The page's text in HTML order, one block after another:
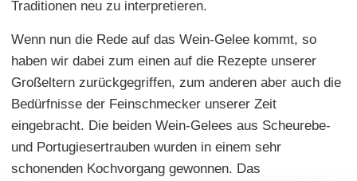
Traditionen neu zu interpretieren.
Wenn nun die Rede auf das Wein-Gelee kommt, so
haben wir dabei zum einen auf die Rezepte unserer
Großeltern zurückgegriffen, zum anderen aber auch die
Bedürfnisse der Feinschmecker unserer Zeit
eingebracht. Die beiden Wein-Gelees aus Scheurebe-
und Portugiesertrauben wurden in einem sehr
schonenden Kochvorgang gewonnen. Das